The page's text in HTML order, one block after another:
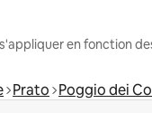
en fonction
Prato Poggio dei